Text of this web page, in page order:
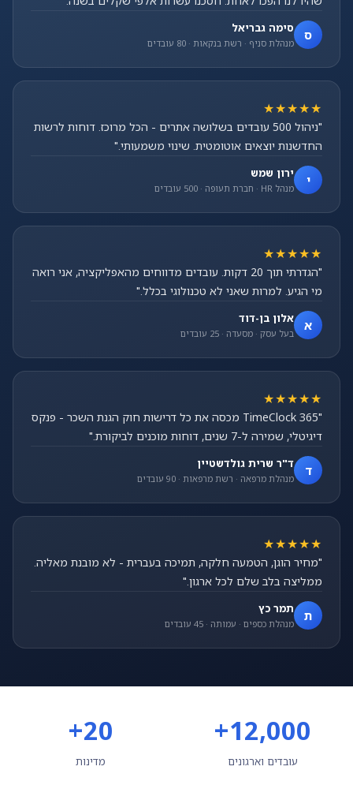
ס סימה גבריאל
מנהלת סניף · רשת בנקאות · 80 עובדים
★★★★★
"ניהול 500 עובדים בשלושה אתרים - הכל מרוכז. דוחות לרשות
החדשנות יוצאים אוטומטית. שינוי משמעותי."
י ירון שמש
מנהל HR · חברת תעופה · 500 עובדים
★★★★★
"הגדרתי תוך 20 דקות. עובדים מדווחים מהאפליקציה, אני רואה
מי הגיע. למרות שאני לא טכנולוגי בכלל."
א אלון בן-דוד
בעל עסק · מסעדה · 25 עובדים
★★★★★
"TimeClock 365 מכסה את כל דרישות חוק הגנת השכר - פנקס
דיגיטלי, שמירה ל-7 שנים, דוחות מוכנים לביקורת."
ד ד"ר שרית גולדשטיין
מנהלת מרפאה · רשת מרפאות · 90 עובדים
★★★★★
"מחיר הוגן, הטמעה חלקה, תמיכה בעברית - לא מובנת מאליה.
ממליצה בלב שלם לכל ארגון."
ת תמר כץ
מנהלת כספים · עמותה · 45 עובדים
12,000+
עובדים וארגונים
20+
מדינות